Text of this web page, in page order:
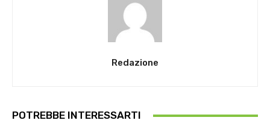
Redazione
POTREBBE INTERESSARTI